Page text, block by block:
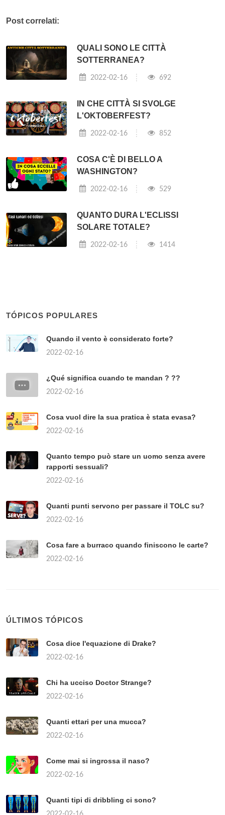
Post correlati:
QUALI SONO LE CITTÀ
SOTTERRANEA?
2022-02-16 692
IN CHE CITTÀ SI SVOLGE
L'OKTOBERFEST?
2022-02-16 852
COSA C'È DI BELLO A
WASHINGTON?
2022-02-16 529
QUANTO DURA L'ECLISSI
SOLARE TOTALE?
2022-02-16 1414
TÓPICOS POPULARES
Quando il vento è considerato forte?
2022-02-16
¿Qué significa cuando te mandan ? ??
2022-02-16
Cosa vuol dire la sua pratica è stata evasa?
2022-02-16
Quanto tempo può stare un uomo senza avere
rapporti sessuali?
2022-02-16
Quanti punti servono per passare il TOLC su?
2022-02-16
Cosa fare a burraco quando finiscono le carte?
2022-02-16
ÚLTIMOS TÓPICOS
Cosa dice l'equazione di Drake?
2022-02-16
Chi ha ucciso Doctor Strange?
2022-02-16
Quanti ettari per una mucca?
2022-02-16
Come mai si ingrossa il naso?
2022-02-16
Quanti tipi di dribbling ci sono?